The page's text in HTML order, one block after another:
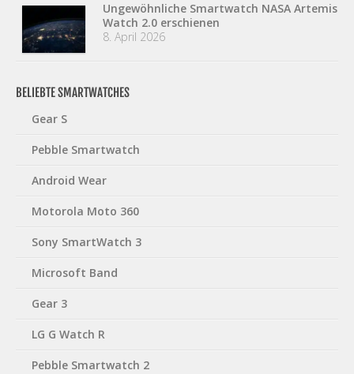
Ungewöhnliche Smartwatch NASA Artemis
Watch 2.0 erschienen
8. April 2026
BELIEBTE SMARTWATCHES
Gear S
Pebble Smartwatch
Android Wear
Motorola Moto 360
Sony SmartWatch 3
Microsoft Band
Gear 3
LG G Watch R
Pebble Smartwatch 2